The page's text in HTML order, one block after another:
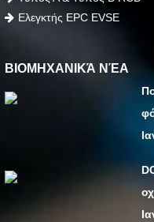
Ελεγκτής EPC EVSE
ΒΙΟΜΗΧΑΝΙΚΆ ΝΈΑ